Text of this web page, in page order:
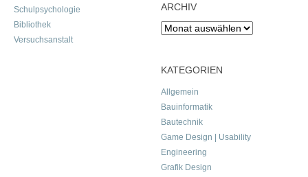
Schulpsychologie
Bibliothek
Versuchsanstalt
ARCHIV
Archiv
KATEGORIEN
Allgemein
Bauinformatik
Bautechnik
Game Design | Usability
Engineering
Grafik Design